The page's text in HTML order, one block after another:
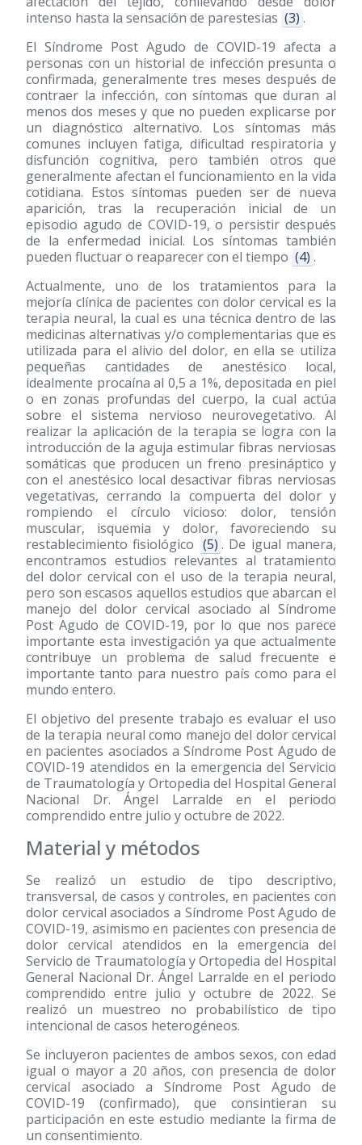
intenso hasta la sensación de parestesias (3) .
El Síndrome Post Agudo de COVID-19 afecta a
personas con un historial de infección presunta o
confirmada, generalmente tres meses después de
contraer la infección, con síntomas que duran al
menos dos meses y que no pueden explicarse por
un diagnóstico alternativo. Los síntomas más
comunes incluyen fatiga, dificultad respiratoria y
disfunción cognitiva, pero también otros que
generalmente afectan el funcionamiento en la vida
cotidiana. Estos síntomas pueden ser de nueva
aparición, tras la recuperación inicial de un
episodio agudo de COVID-19, o persistir después
de la enfermedad inicial. Los síntomas también
pueden fluctuar o reaparecer con el tiempo (4) .
Actualmente, uno de los tratamientos para la
mejoría clínica de pacientes con dolor cervical es la
terapia neural, la cual es una técnica dentro de las
medicinas alternativas y/o complementarias que es
utilizada para el alivio del dolor, en ella se utiliza
pequeñas cantidades de anestésico local,
idealmente procaína al 0,5 a 1%, depositada en piel
o en zonas profundas del cuerpo, la cual actúa
sobre el sistema nervioso neurovegetativo. Al
realizar la aplicación de la terapia se logra con la
introducción de la aguja estimular fibras nerviosas
somáticas que producen un freno presináptico y
con el anestésico local desactivar fibras nerviosas
vegetativas, cerrando la compuerta del dolor y
rompiendo el círculo vicioso: dolor, tensión
muscular, isquemia y dolor, favoreciendo su
restablecimiento fisiológico (5) . De igual manera,
encontramos estudios relevantes al tratamiento
del dolor cervical con el uso de la terapia neural,
pero son escasos aquellos estudios que abarcan el
manejo del dolor cervical asociado al Síndrome
Post Agudo de COVID-19, por lo que nos parece
importante esta investigación ya que actualmente
contribuye un problema de salud frecuente e
importante tanto para nuestro país como para el
mundo entero.
El objetivo del presente trabajo es evaluar el uso
de la terapia neural como manejo del dolor cervical
en pacientes asociados a Síndrome Post Agudo de
COVID-19 atendidos en la emergencia del Servicio
de Traumatología y Ortopedia del Hospital General
Nacional Dr. Ángel Larralde en el periodo
comprendido entre julio y octubre de 2022.
Material y métodos
Se realizó un estudio de tipo descriptivo,
transversal, de casos y controles, en pacientes con
dolor cervical asociados a Síndrome Post Agudo de
COVID-19, asimismo en pacientes con presencia de
dolor cervical atendidos en la emergencia del
Servicio de Traumatología y Ortopedia del Hospital
General Nacional Dr. Ángel Larralde en el periodo
comprendido entre julio y octubre de 2022. Se
realizó un muestreo no probabilístico de tipo
intencional de casos heterogéneos.
Se incluyeron pacientes de ambos sexos, con edad
igual o mayor a 20 años, con presencia de dolor
cervical asociado a Síndrome Post Agudo de
COVID-19 (confirmado), que consintieran su
participación en este estudio mediante la firma de
un consentimiento.